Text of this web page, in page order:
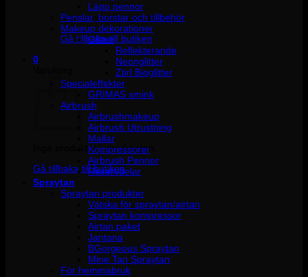
Inga produkter i varukorgen.
Gå tillbaka till butiken
0
Inga produkter i varukorgen.
Gå tillbaka till butiken
Läpp pennor
Penslar, borstar och tillbehör
Makeup dekorationer
Glitter
Reflekterande
Neonglitter
Ztirl Bioglitter
Specialeffekter
GRIMAS smink
Airbrush
Airbrushmakeup
Airbrush Utrustning
Mallar
Kompressorer
Airbrush Pennor
Reservdelar
Spraytan
Spraytan produkter
Vätska för spraytan/airtan
Spraytan kompressor
Airtan paket
Jantana
BGorgeous Spraytan
Mine Tan Spraytan
För hemmabruk